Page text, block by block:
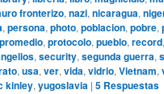
fronterizo, nazi, nicaragua,
, persona, photo, poblacion, pobre,
promedio, protocolo, pueblo, record,
, security, segunda guerra,
, usa, ver, vida, vidrio, Vietnam,
kinley, yugoslavia | 5 Respuestas